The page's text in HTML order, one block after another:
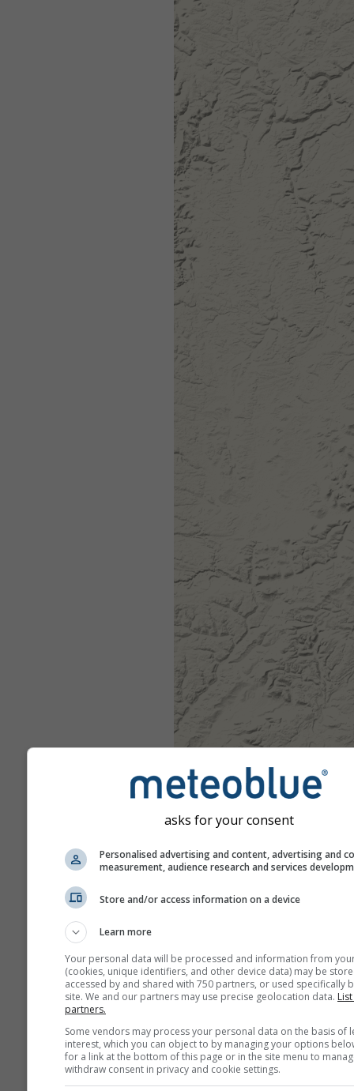
asks for your consent
Personalised advertising and content, advertising and
measurement, audience research and services
Store and/or access information on a device
Learn more
Your personal data will be processed and information from
(cookies, unique identifiers, and other device data) may be
accessed by and shared with 750 partners, or used specifically
site. We and our partners may use precise geolocation data.
partners.
Some vendors may process your personal data on the basis of
interest, which you can object to by managing your options
for a link at the bottom of this page or in the site menu to
withdraw consent in privacy and cookie settings.